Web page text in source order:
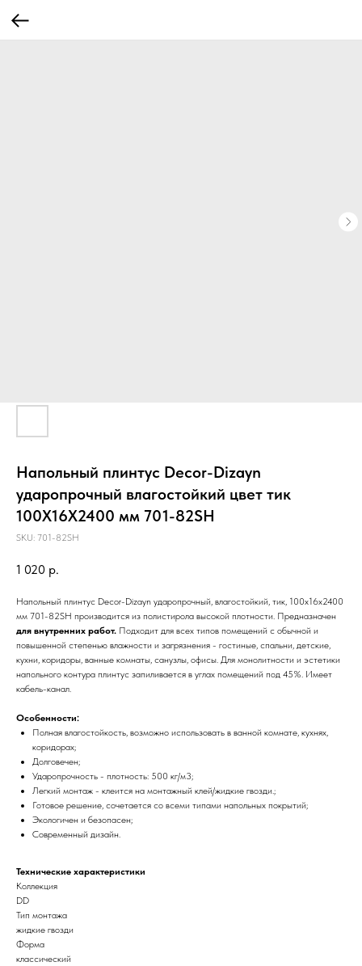
Напольный плинтус Decor-Dizayn
ударопрочный влагостойкий цвет тик
100Х16Х2400 мм 701-82SH
SKU: 701-82SH
1 020 р.
Напольный плинтус Decor-Dizayn ударопрочный, влагостойкий, тик, 100х16х2400
мм 701-82SH производится из полистирола высокой плотности. Предназначен
для внутренних работ. Подходит для всех типов помещений с обычной и
повышенной степенью влажности и загрязнения - гостиные, спальни, детские,
кухни, коридоры, ванные комнаты, санузлы, офисы. Для монолитности и эстетики
напольного контура плинтус запиливается в углах помещений под 45%. Имеет
кабель-канал.
Особенности:
Полная влагостойкость, возможно использовать в ванной комнате, кухнях,
коридорах;
Долговечен;
Ударопрочность - плотность: 500 кг/м3;
Легкий монтаж - клеится на монтажный клей/жидкие гвозди.;
Готовое решение, сочетается со всеми типами напольных покрытий;
Экологичен и безопасен;
Современный дизайн.
Технические характеристики
Коллекция
DD
Тип монтажа
жидкие гвозди
Форма
классический